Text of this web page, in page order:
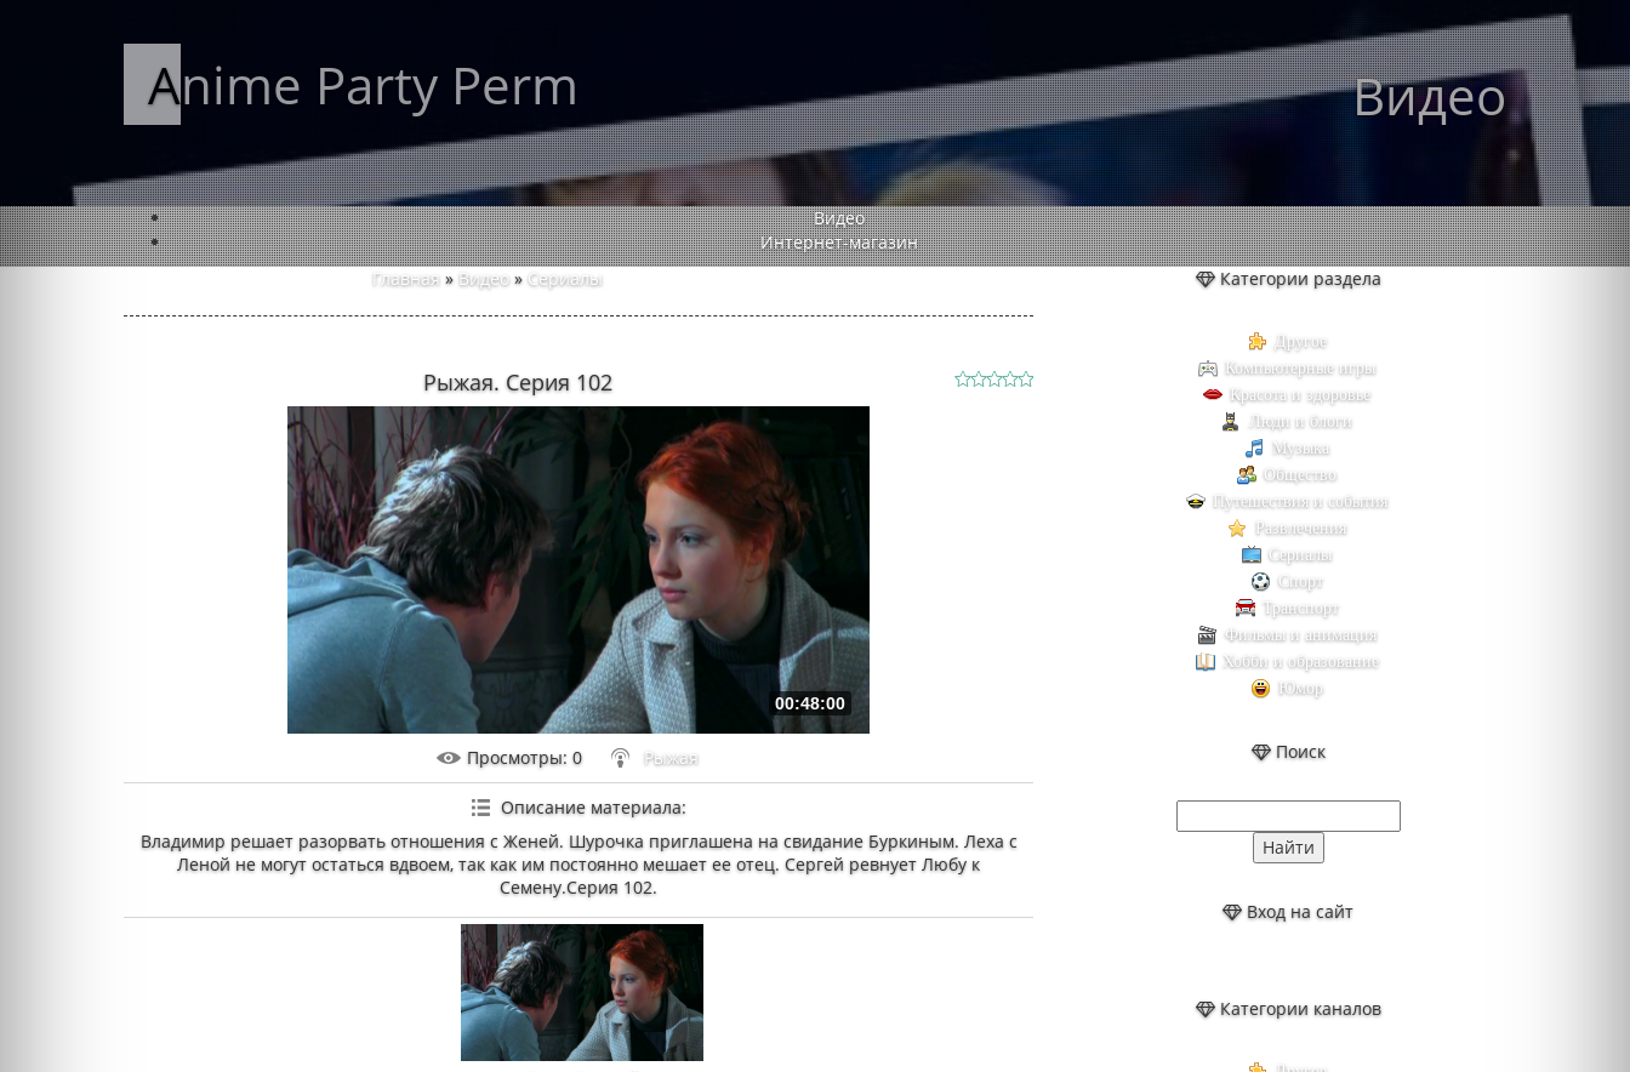
Anime Party Perm Видео
Видео
Интернет-магазин
Главная » Видео » Сериалы
Рыжая. Серия 102
00:48:00
Просмотры: 0 Рыжая
Описание материала:
Владимир решает разорвать отношения с Женей. Шурочка приглашена на свидание Буркиным. Леха с
Леной не могут остаться вдвоем, так как им постоянно мешает ее отец. Сергей ревнует Любу к
Семену.Серия 102.
Категории раздела
Другое
Компьютерные игры
Красота и здоровье
Люди и блоги
Музыка
Общество
Путешествия и события
Развлечения
Сериалы
Спорт
Транспорт
Фильмы и анимация
Хобби и образование
Юмор
Поиск
Вход на сайт
Категории каналов